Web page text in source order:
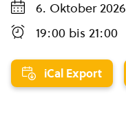
6. Oktober 2026
19:00 bis 21:00
iCal Export